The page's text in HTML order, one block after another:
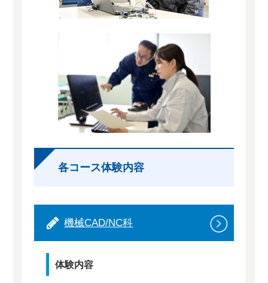
各コース体験内容
機械CAD/NC科
体験内容